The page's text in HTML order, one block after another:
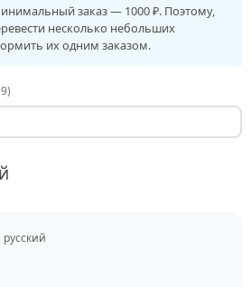
заказ — 1000 ₽. Поэтому,
несколько небольших
их одним заказом.